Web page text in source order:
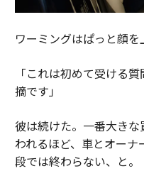
ワーミングはぱっと顔を
「これは初めて受ける
摘です」
彼は続けた。一番大き
われるほど、車とオー
段では終わらない、と。